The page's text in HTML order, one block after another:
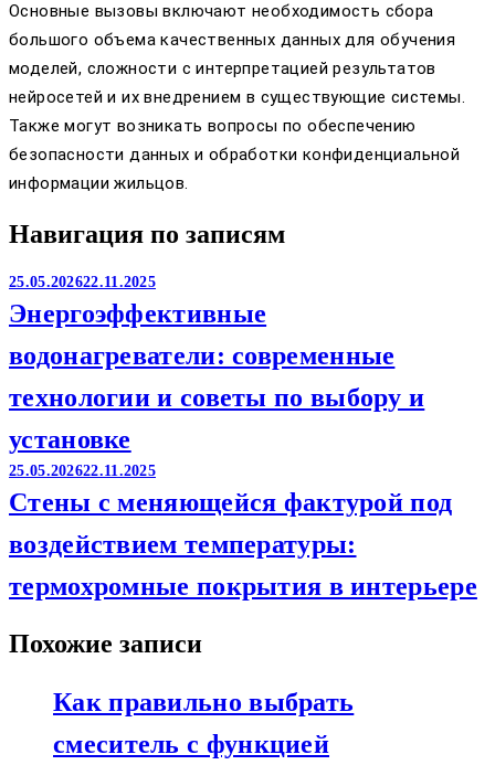
Основные вызовы включают необходимость сбора
большого объема качественных данных для обучения
моделей, сложности с интерпретацией результатов
нейросетей и их внедрением в существующие системы.
Также могут возникать вопросы по обеспечению
безопасности данных и обработки конфиденциальной
информации жильцов.
Навигация по записям
25.05.202622.11.2025
Энергоэффективные
водонагреватели: современные
технологии и советы по выбору и
установке
25.05.202622.11.2025
Стены с меняющейся фактурой под
воздействием температуры:
термохромные покрытия в интерьере
Похожие записи
Как правильно выбрать
смеситель с функцией